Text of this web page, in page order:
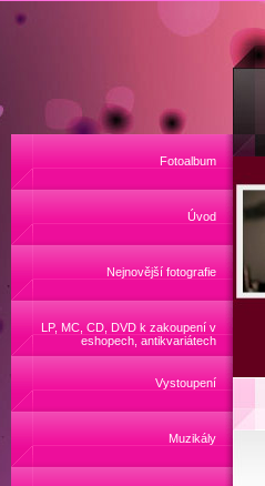
Fotoalbum
Úvod
Nejnovější fotografie
LP, MC, CD, DVD k zakoupení v
eshopech, antikvariátech
Vystoupení
Muzikály